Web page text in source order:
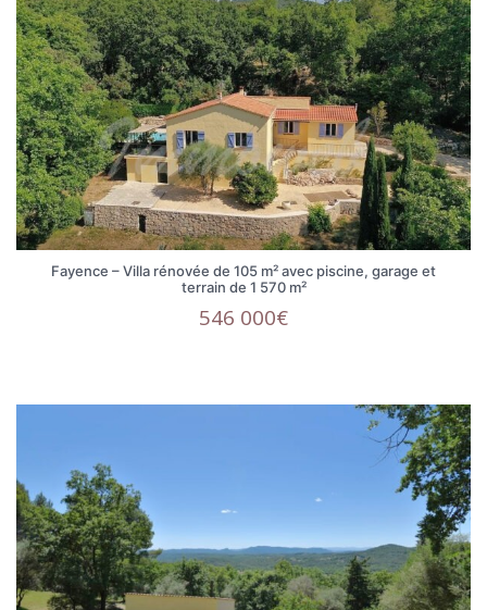
Fayence – Villa rénovée de 105 m² avec piscine, garage et
terrain de 1 570 m²
546 000€